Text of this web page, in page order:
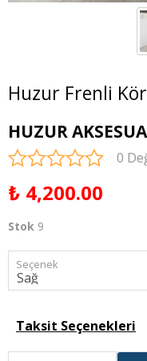
Huzur Frenli
HUZUR
0
₺ 4,200.00
Stok 9
Seçenek
Taksit Seçenekleri